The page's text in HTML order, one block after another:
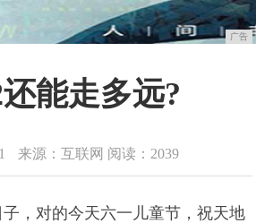
广告
能走多远?
来源：互联网 阅读：2039
，对的今天六一儿童节，祝天地